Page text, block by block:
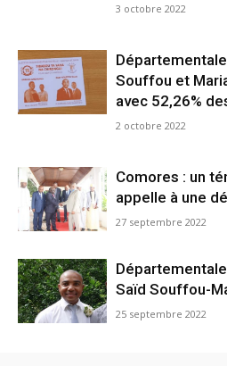
3 octobre 2022
Souffou et
avec 52,26%
2 octobre 2022
Comores : un
appelle à une
27 septembre 2022
Saïd Souffou-
25 septembre 2022